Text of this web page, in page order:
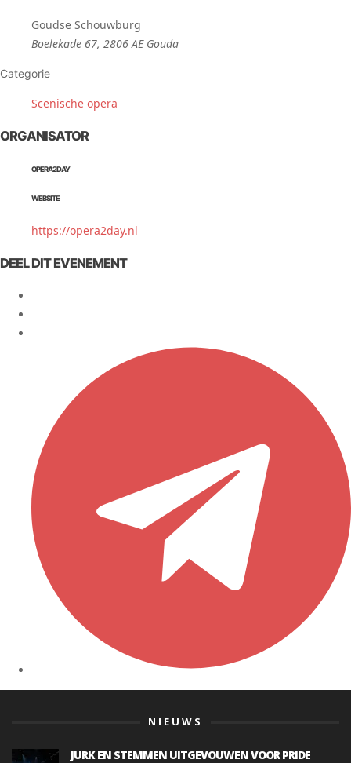
Goudse Schouwburg
Boelekade 67, 2806 AE Gouda
Categorie
Scenische opera
ORGANISATOR
OPERA2DAY
WEBSITE
https://opera2day.nl
DEEL DIT EVENEMENT
NIEUWS
JURK EN STEMMEN UITGEVOUWEN VOOR PRIDE